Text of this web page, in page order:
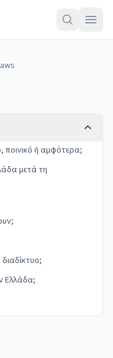
ποινικό ή αμφότερα;
μετά τη
Ελλάδα;